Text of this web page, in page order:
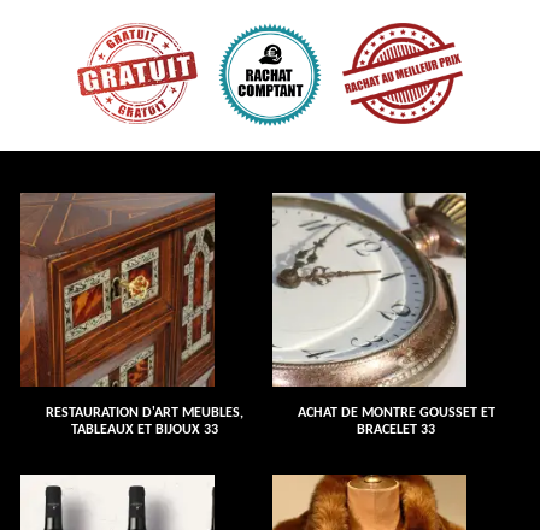
RESTAURATION D'ART MEUBLES,
TABLEAUX ET BIJOUX 33
ACHAT DE MONTRE GOUSSET ET
BRACELET 33